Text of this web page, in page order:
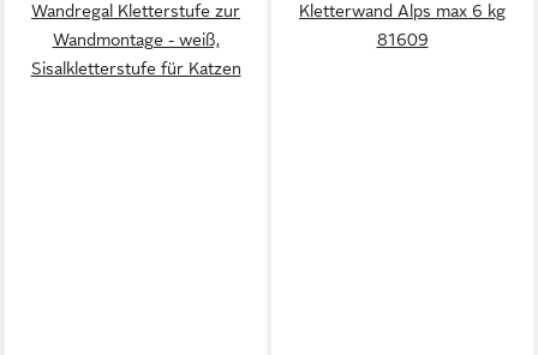
Wandregal Kletterstufe zur
Wandmontage - weiß,
Sisalkletterstufe für Katzen
Kletterwand Alps max 6 kg
81609